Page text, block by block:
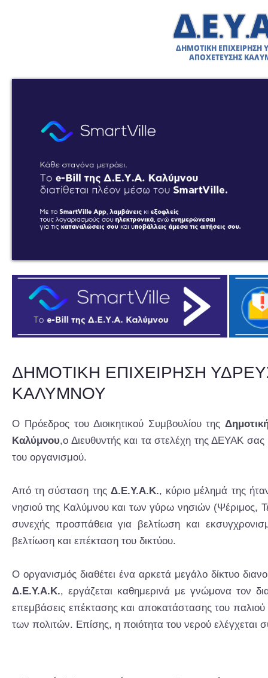
ΔΗΜΟΤΙΚΗ ΕΠΙΧΕΙΡΗΣΗ
ΚΑΛΥΜΝΟΥ
Ο Πρόεδρος του Διοικητικού Συμβουλίου της
Καλύμνου,ο Διευθυντής και τα στελέχη της ΔΕΥΑΚ
του οργανισμού.
Από τη σύσταση της Δ.Ε.Υ.Α.Κ., κύριο μέλημά της
νησιού της Καλύμνου και των γύρω νησιών (Ψέριμος,
συνεχής προσπάθεια για βελτίωση και
βελτίωση και επέκταση του δικτύου.
Ο οργανισμός διαθέτει ένα αρκετά μεγάλο δίκτυο
Δ.Ε.Υ.Α.Κ., εργάζεται καθημερινά με γνώμονα τον
επεμβάσεις επέκτασης και αποκατάστασης του παλιού
των πολιτών. Επίσης, η ποιότητα του νερού ελέγχεται